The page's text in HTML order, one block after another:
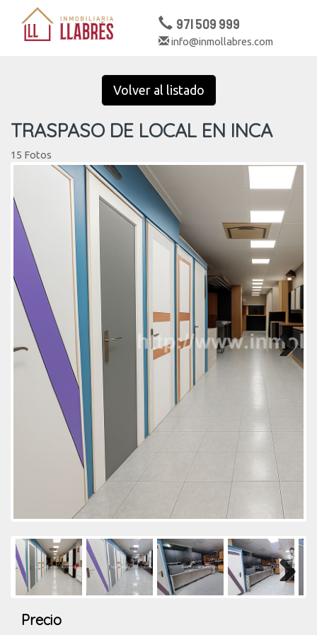
971 509 999
info@inmollabres.com
Volver al listado
TRASPASO DE LOCAL EN INCA
15 Fotos
Precio